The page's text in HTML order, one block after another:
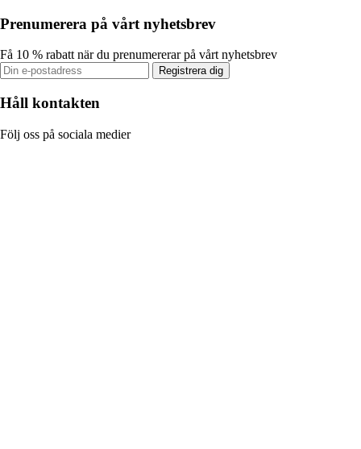
Prenumerera på vårt nyhetsbrev
Få 10 % rabatt när du prenumererar på vårt nyhetsbrev
Registrera dig
Håll kontakten
Följ oss på sociala medier